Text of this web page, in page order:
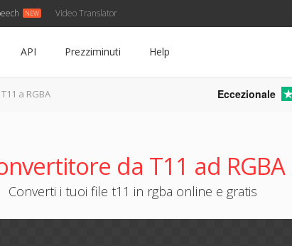
Video Translator
API Prezziminuti Help
T11 a RGBA Eccezionale
da T11 ad RGBA
Converti i tuoi file t11 in rgba online e gratis